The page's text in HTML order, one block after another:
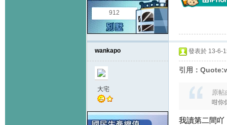
912
wankapo
大宅
發表於 13-6-
引用：
原
咁你
我讀第二間吖